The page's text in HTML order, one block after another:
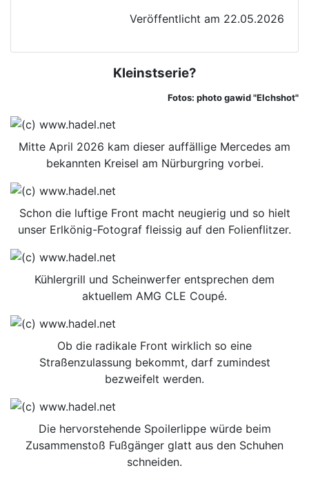
Veröffentlicht am 22.05.2026
Kleinstserie?
Fotos: photo gawid "Elchshot"
Mitte April 2026 kam dieser auffällige Mercedes am
bekannten Kreisel am Nürburgring vorbei.
Schon die luftige Front macht neugierig und so hielt
unser Erlkönig-Fotograf fleissig auf den Folienflitzer.
Kühlergrill und Scheinwerfer entsprechen dem
aktuellem AMG CLE Coupé.
Ob die radikale Front wirklich so eine
Straßenzulassung bekommt, darf zumindest
bezweifelt werden.
Die hervorstehende Spoilerlippe würde beim
Zusammenstoß Fußgänger glatt aus den Schuhen
schneiden.